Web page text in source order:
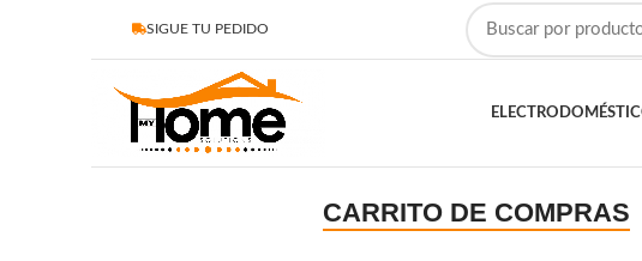
SIGUE TU PEDIDO
CARRITO DE COMPRAS